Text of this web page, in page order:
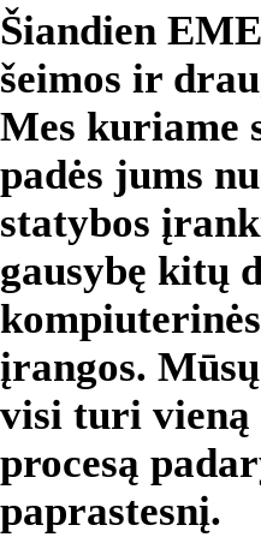
Šiandien
šeimos ir
Mes kuriame
padės jums
statybos
gausybę kitų
įrangos.
visi turi vieną
procesą
paprastesnį.